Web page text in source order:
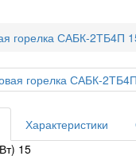
горелка САБК-2ТБ4П
Характеристики
15